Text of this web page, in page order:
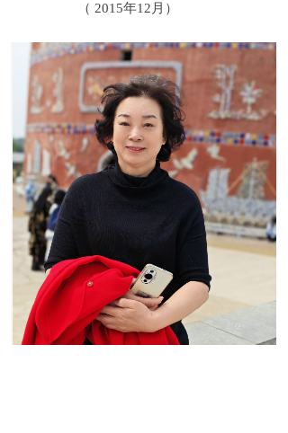
（ 2015年12月）